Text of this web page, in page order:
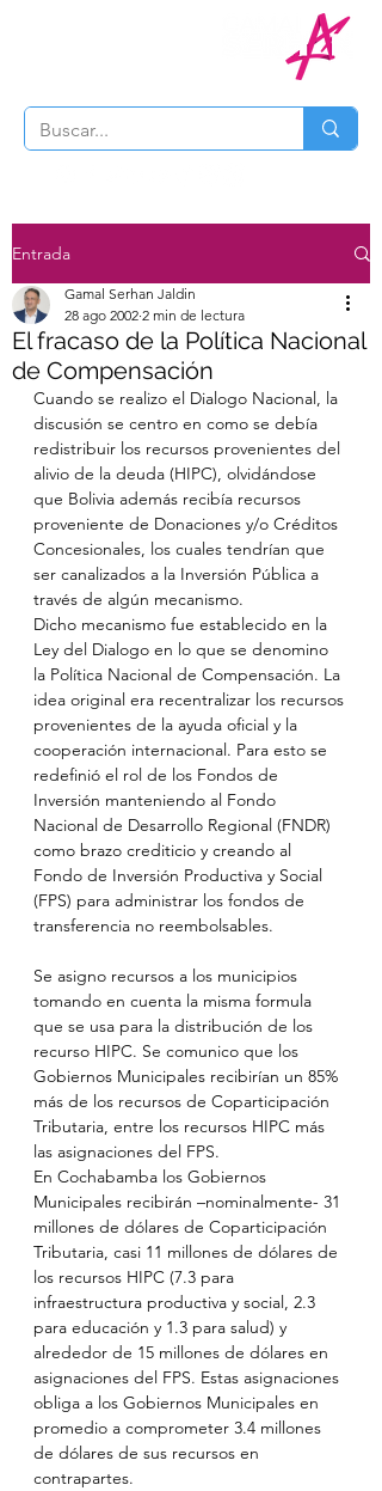
Entrada
El fracaso de la Política Nacional
de Compensación
Gamal Serhan Jaldin
28 ago 2002 2 min de lectura
Cuando se realizo el Dialogo Nacional, la
discusión se centro en como se debía
redistribuir los recursos provenientes del
alivio de la deuda (HIPC), olvidándose
que Bolivia además recibía recursos
proveniente de Donaciones y/o Créditos
Concesionales, los cuales tendrían que
ser canalizados a la Inversión Pública a
través de algún mecanismo.
Dicho mecanismo fue establecido en la
Ley del Dialogo en lo que se denomino
la Política Nacional de Compensación. La
idea original era recentralizar los recursos
provenientes de la ayuda oficial y la
cooperación internacional. Para esto se
redefinió el rol de los Fondos de
Inversión manteniendo al Fondo
Nacional de Desarrollo Regional (FNDR)
como brazo crediticio y creando al
Fondo de Inversión Productiva y Social
(FPS) para administrar los fondos de
transferencia no reembolsables.
Se asigno recursos a los municipios
tomando en cuenta la misma formula
que se usa para la distribución de los
recurso HIPC. Se comunico que los
Gobiernos Municipales recibirían un 85%
más de los recursos de Coparticipación
Tributaria, entre los recursos HIPC más
las asignaciones del FPS.
En Cochabamba los Gobiernos
Municipales recibirán –nominalmente- 31
millones de dólares de Coparticipación
Tributaria, casi 11 millones de dólares de
los recursos HIPC (7.3 para
infraestructura productiva y social, 2.3
para educación y 1.3 para salud) y
alrededor de 15 millones de dólares en
asignaciones del FPS. Estas asignaciones
obliga a los Gobiernos Municipales en
promedio a comprometer 3.4 millones
de dólares de sus recursos en
contrapartes.